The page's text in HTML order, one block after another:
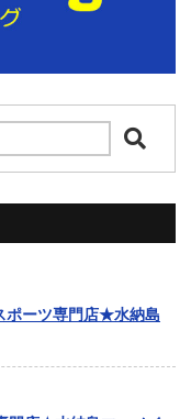
ポーツ専門店★水納島